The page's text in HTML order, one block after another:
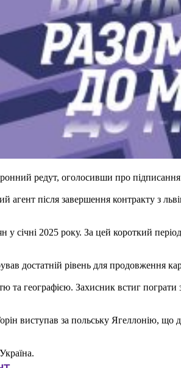
редут, оголосивши про
агент після завершення контракту з
у січні 2025 року. За цей короткий
достатній рівень для
та географією. Захисник встиг
виступав за польську Ягеллонію, що